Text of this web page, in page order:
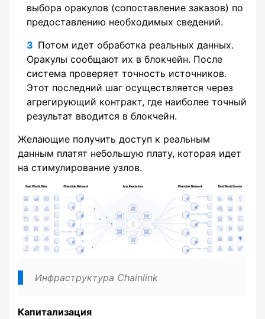
выбора оракулов (сопоставление заказов) по
предоставлению необходимых сведений.
Потом идет обработка реальных данных.
Оракулы сообщают их в блокчейн. После
система проверяет точность источников.
Этот последний шаг осуществляется через
агрегирующий контракт, где наиболее точный
результат вводится в блокчейн.
Желающие получить доступ к реальным
данным платят небольшую плату, которая идет
на стимулирование узлов.
Инфраструктура Chainlink
Капитализация